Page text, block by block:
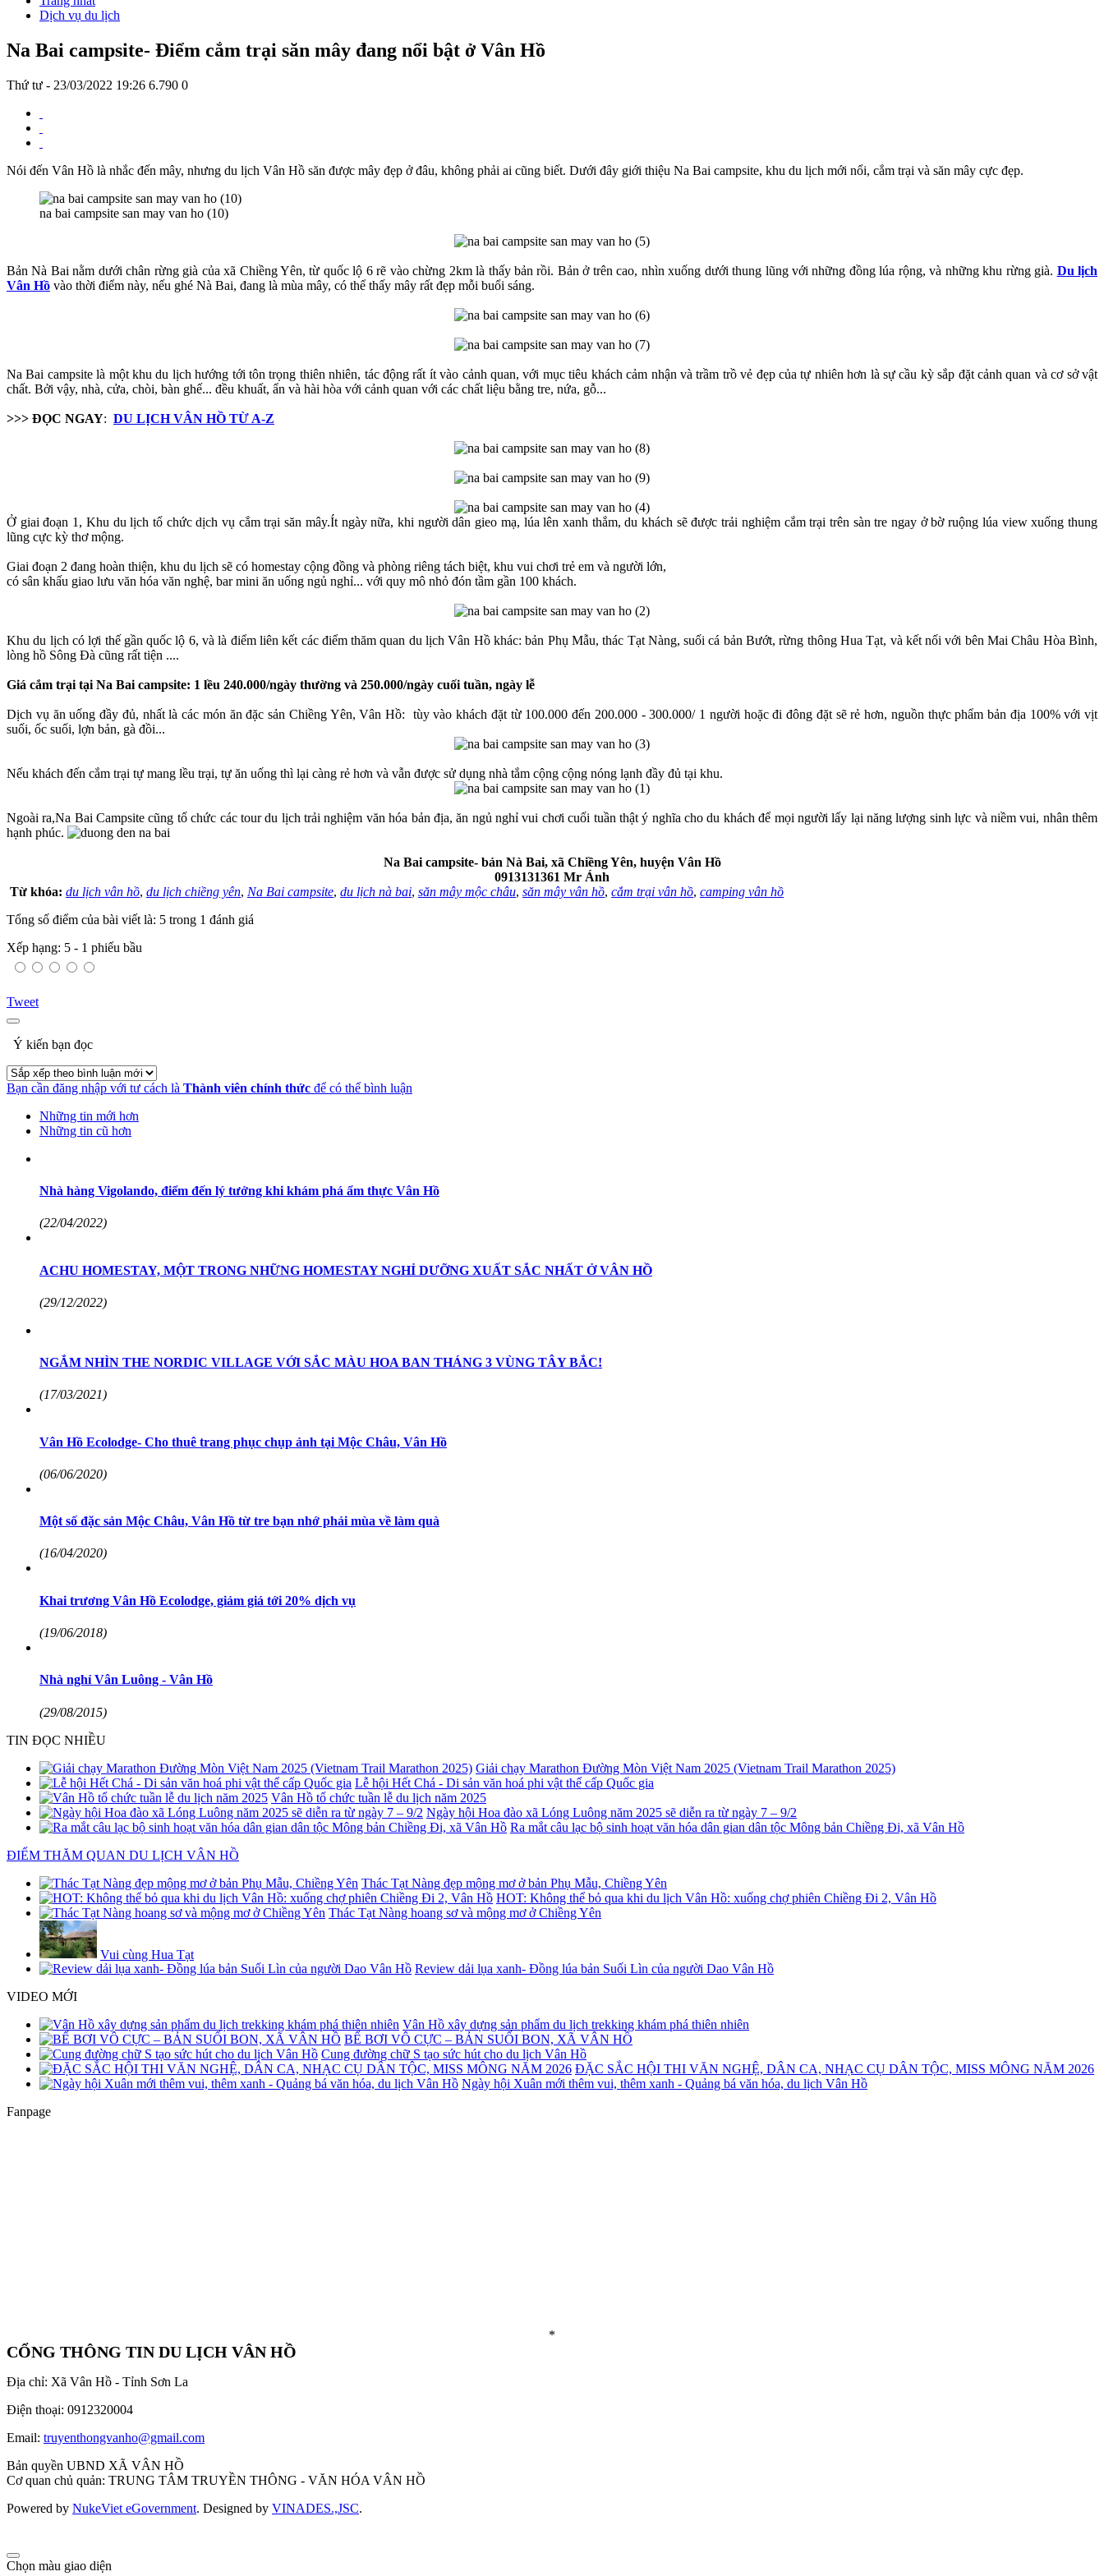
Dịch vụ du lịch
Na Bai campsite- Điểm cắm trại săn mây đang nổi bật ở Vân Hồ
Thứ tư - 23/03/2022 19:26 6.790 0
Nói đến Vân Hồ là nhắc đến mây, nhưng du lịch Vân Hồ săn được mây đẹp ở đâu, không phải ai cũng biết. Dưới đây giới thiệu Na Bai campsite, khu du lịch mới nổi, cắm trại và săn mây cực đẹp.
na bai campsite san may van ho (10)
Bản Nà Bai nằm dưới chân rừng già của xã Chiềng Yên, từ quốc lộ 6 rẽ vào chừng 2km là thấy bản rồi. Bản ở trên cao, nhìn xuống dưới thung lũng với những đồng lúa rộng, và những khu rừng già. Du lịch
Vân Hồ vào thời điểm này, nếu ghé Nà Bai, đang là mùa mây, có thể thấy mây rất đẹp mỗi buổi sáng.
Na Bai campsite là một khu du lịch hướng tới tôn trọng thiên nhiên, tác động rất ít vào cảnh quan, với mục tiêu khách cảm nhận và trầm trồ vẻ đẹp của tự nhiên hơn là sự cầu kỳ sắp đặt cảnh quan và cơ sở vật
chất. Bởi vậy, nhà, cửa, chòi, bàn ghế... đều khuất, ẩn và hài hòa với cảnh quan với các chất liệu bằng tre, nứa, gỗ...
>>> ĐỌC NGAY: DU LỊCH VÂN HỒ TỪ A-Z
Ở giai đoạn 1, Khu du lịch tổ chức dịch vụ cắm trại săn mây.Ít ngày nữa, khi người dân gieo mạ, lúa lên xanh thắm, du khách sẽ được trải nghiệm cắm trại trên sàn tre ngay ở bờ ruộng lúa view xuống thung
lũng cực kỳ thơ mộng.
Giai đoạn 2 đang hoàn thiện, khu du lịch sẽ có homestay cộng đồng và phòng riêng tách biệt, khu vui chơi trẻ em và người lớn,
có sân khấu giao lưu văn hóa văn nghệ, bar mini ăn uống ngủ nghỉ... với quy mô nhỏ đón tầm gần 100 khách.
Khu du lịch có lợi thế gần quốc lộ 6, và là điểm liên kết các điểm thăm quan du lịch Vân Hồ khác: bản Phụ Mẫu, thác Tạt Nàng, suối cá bản Bướt, rừng thông Hua Tạt, và kết nối với bên Mai Châu Hòa Bình,
lòng hồ Sông Đà cũng rất tiện ....
Giá cắm trại tại Na Bai campsite: 1 lều 240.000/ngày thường và 250.000/ngày cuối tuần, ngày lễ
Dịch vụ ăn uống đầy đủ, nhất là các món ăn đặc sản Chiềng Yên, Vân Hồ: tùy vào khách đặt từ 100.000 đến 200.000 - 300.000/ 1 người hoặc đi đông đặt sẽ rẻ hơn, nguồn thực phẩm bản địa 100% với vịt
suối, ốc suối, lợn bản, gà đồi...
Nếu khách đến cắm trại tự mang lều trại, tự ăn uống thì lại càng rẻ hơn và vẫn được sử dụng nhà tắm cộng cộng nóng lạnh đầy đủ tại khu.
Ngoài ra,Na Bai Campsite cũng tổ chức các tour du lịch trải nghiệm văn hóa bản địa, ăn ngủ nghỉ vui chơi cuối tuần thật ý nghĩa cho du khách để mọi người lấy lại năng lượng sinh lực và niềm vui, nhân thêm
hạnh phúc.
Na Bai campsite- bản Nà Bai, xã Chiềng Yên, huyện Vân Hồ
0913131361 Mr Ánh
Từ khóa: du lịch vân hồ, du lịch chiềng yên, Na Bai campsite, du lịch nà bai, săn mây mộc châu, săn mây vân hồ, cắm trại vân hồ, camping vân hồ
Tổng số điểm của bài viết là: 5 trong 1 đánh giá
Xếp hạng: 5 - 1 phiếu bầu
Tweet
Ý kiến bạn đọc
Bạn cần đăng nhập với tư cách là Thành viên chính thức để có thể bình luận
Những tin mới hơn
Những tin cũ hơn
Nhà hàng Vigolando, điểm đến lý tưởng khi khám phá ẩm thực Vân Hồ
(22/04/2022)
ACHU HOMESTAY, MỘT TRONG NHỮNG HOMESTAY NGHỈ DƯỠNG XUẤT SẮC NHẤT Ở VÂN HỒ
(29/12/2022)
NGẮM NHÌN THE NORDIC VILLAGE VỚI SẮC MÀU HOA BAN THÁNG 3 VÙNG TÂY BẮC!
(17/03/2021)
Vân Hồ Ecolodge- Cho thuê trang phục chụp ảnh tại Mộc Châu, Vân Hồ
(06/06/2020)
Một số đặc sản Mộc Châu, Vân Hồ từ tre bạn nhớ phải mùa về làm quà
(16/04/2020)
Khai trương Vân Hồ Ecolodge, giảm giá tới 20% dịch vụ
(19/06/2018)
Nhà nghỉ Vân Luông - Vân Hồ
(29/08/2015)
TIN ĐỌC NHIỀU
Giải chạy Marathon Đường Mòn Việt Nam 2025 (Vietnam Trail Marathon 2025)
Lễ hội Hết Chá - Di sản văn hoá phi vật thể cấp Quốc gia
Vân Hồ tổ chức tuần lễ du lịch năm 2025
Ngày hội Hoa đào xã Lóng Luông năm 2025 sẽ diễn ra từ ngày 7 – 9/2
Ra mắt câu lạc bộ sinh hoạt văn hóa dân gian dân tộc Mông bản Chiềng Đi, xã Vân Hồ
ĐIỂM THĂM QUAN DU LỊCH VÂN HỒ
Thác Tạt Nàng đẹp mộng mơ ở bản Phụ Mẫu, Chiềng Yên
HOT: Không thể bỏ qua khi du lịch Vân Hồ: xuống chợ phiên Chiềng Đi 2, Vân Hồ
Thác Tạt Nàng hoang sơ và mộng mơ ở Chiềng Yên
Vui cùng Hua Tạt
Review dải lụa xanh- Đồng lúa bản Suối Lìn của người Dao Vân Hồ
VIDEO MỚI
Vân Hồ xây dựng sản phẩm du lịch trekking khám phá thiên nhiên
BỂ BƠI VÔ CỰC – BẢN SUỐI BON, XÃ VÂN HỒ
Cung đường chữ S tạo sức hút cho du lịch Vân Hồ
ĐẶC SẮC HỘI THI VĂN NGHỆ, DÂN CA, NHẠC CỤ DÂN TỘC, MISS MÔNG NĂM 2026
Ngày hội Xuân mới thêm vui, thêm xanh - Quảng bá văn hóa, du lịch Vân Hồ
Fanpage
*
CỔNG THÔNG TIN DU LỊCH VÂN HỒ
Địa chỉ: Xã Vân Hồ - Tỉnh Sơn La
Điện thoại: 0912320004
Email: truyenthongvanho@gmail.com
Bản quyền UBND XÃ VÂN HỒ
Cơ quan chủ quản: TRUNG TÂM TRUYỀN THÔNG - VĂN HÓA VÂN HỒ
Powered by NukeViet eGovernment. Designed by VINADES.,JSC.
Chọn màu giao diện